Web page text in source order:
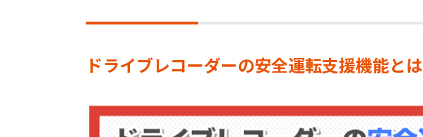
ドライブレコーダーの安全運転支援機能とは